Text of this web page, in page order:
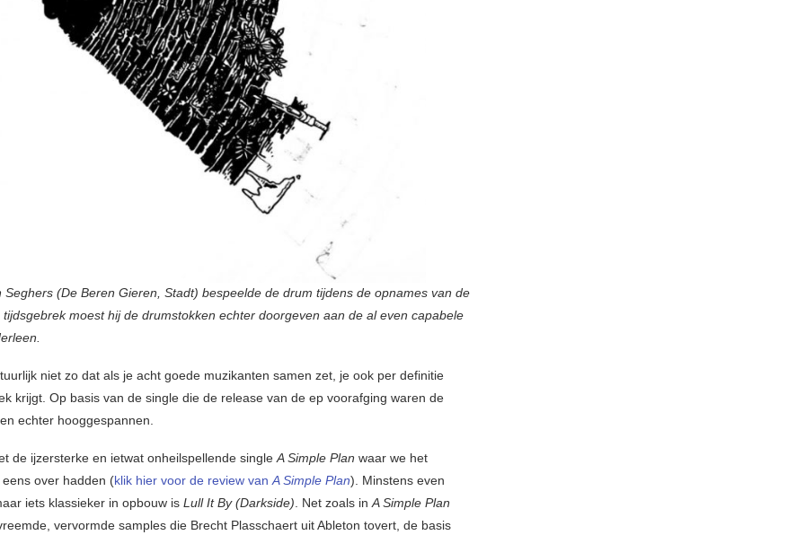
Seghers (De Beren Gieren, Stadt) bespeelde de drum tijdens de opnames van de
tijdsgebrek moest hij de drumstokken echter doorgeven aan de al even capabele
niet zo dat als je acht goede muzikanten samen zet, je ook per definitie
krijgt. Op basis van de single die de release van de ep voorafging waren de
echter hooggespannen.
de ijzersterke en ietwat onheilspellende singleA Simple Plan waar we het
over hadden (klik hier voor de review vanA Simple Plan). Minstens even
iets klassieker in opbouw is Lull It By (Darkside). Net zoals inA Simple Plan
vervormde samples die Brecht Plasschaert uit Ableton tovert, de basis